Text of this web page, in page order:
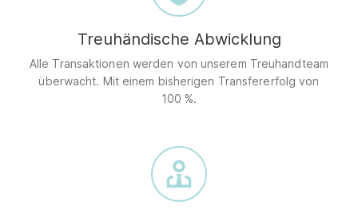
Treuhändische Abwicklung
Alle Transaktionen werden von unserem Treuhandteam
überwacht. Mit einem bisherigen Transfererfolg von
100 %.